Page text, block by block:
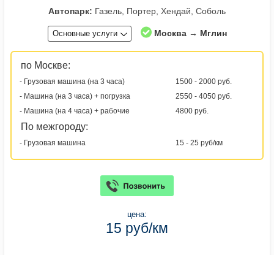
Автопарк: Газель, Портер, Хендай, Соболь
Основные услуги Москва → Мглин
по Москве:
- Грузовая машина (на 3 часа)
1500 - 2000 руб.
- Машина (на 3 часа) + погрузка
2550 - 4050 руб.
- Машина (на 4 часа) + рабочие
4800 руб.
По межгороду:
- Грузовая машина 15 - 25 руб/км
цена:
15 руб/км